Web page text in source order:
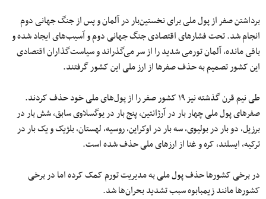
برداشتن صفر از پول‌ ملی برای نخستین‌بار در آلمان و پس از جنگ جهانی دوم
انجام شد. تحت فشار‌های اقتصادی جنگ جهانی دوم و آسیب‌های ایجاد شده و
باقی مانده، آلمان تورمی شدید را از سر می‌گذراند و سیاست‌گذاران اقتصادی
این کشور تصمیم به حذف صفر‌ها از ارز ملی این کشور گرفتند.
طی نیم قرن گذشته نیز ۱۹ کشور صفر را از پول‌های ملی خود حذف کردند.
صفرهای پول ملی چهار بار در آرژانتین، پنج بار در یوگسلاوی سابق، شش بار در
برزیل، دو بار در بولیوی، سه بار در اوکراین، روسیه، لهستان، بلژیک و یک بار در
ترکیه، ایسلند، کره و غنا از ارز‌های ملی حذف شده است.
در برخی کشور‌ها حذف پول ملی به مدیریت تورم کمک کرده اما در برخی
کشورها مانند زیمبابوه سبب تشدید بحران‌ها شد.